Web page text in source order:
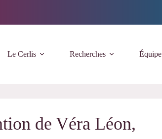
Le Cerlis Recherches Équipe
de Véra Léon,